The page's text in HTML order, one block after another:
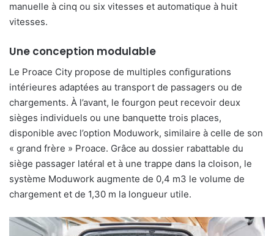
manuelle à cinq ou six vitesses et automatique à huit
vitesses.
Une conception modulable
Le Proace City propose de multiples configurations
intérieures adaptées au transport de passagers ou de
chargements. À l’avant, le fourgon peut recevoir deux
sièges individuels ou une banquette trois places,
disponible avec l’option Moduwork, similaire à celle de son
« grand frère » Proace. Grâce au dossier rabattable du
siège passager latéral et à une trappe dans la cloison, le
système Moduwork augmente de 0,4 m3 le volume de
chargement et de 1,30 m la longueur utile.